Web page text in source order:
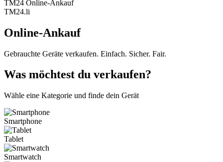
TM24 Online-Ankauf
TM24.li
Online-Ankauf
Gebrauchte Geräte verkaufen. Einfach. Sicher. Fair.
Was möchtest du verkaufen?
Wähle eine Kategorie und finde dein Gerät
Smartphone
Tablet
Smartwatch